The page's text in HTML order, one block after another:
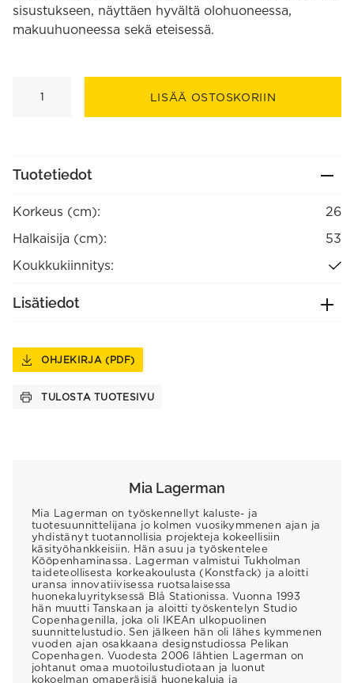
Mia Lagerman
Mia Lagerman on työskennellyt kaluste- ja
tuotesuunnittelijana jo kolmen vuosikymmenen ajan ja
yhdistänyt tuotannollisia projekteja kokeellisiin
käsityöhankkeisiin. Hän asuu ja työskentelee
Kööpenhaminassa. Lagerman valmistui Tukholman
taideteollisesta korkeakoulusta (Konstfack) ja aloitti
uransa innovatiivisessa ruotsalaisessa
huonekaluyrityksessä Blå Stationissa. Vuonna 1993
hän muutti Tanskaan ja aloitti työskentelyn Studio
Copenhagenilla, joka oli IKEAn ulkopuolinen
suunnittelustudio. Sen jälkeen hän oli lähes kymmenen
vuoden ajan osakkaana designstudiossa Pelikan
Copenhagen. Vuodesta 2006 lähtien Lagerman on
johtanut omaa muotoilustudiotaan ja luonut
kokoelman omaperäisiä huonekaluja ja
sisustukseen, näyttäen hyvältä olohuoneessa,
makuuhuoneessa sekä eteisessä.
kattoplafondi
LISÄÄ OSTOSKORIIN
Tuotetiedot
Korkeus (cm):
26
Halkaisija (cm):
53
Koukkukiinnitys:
Lisätiedot
OHJEKIRJA (PDF)
TULOSTA TUOTESIVU